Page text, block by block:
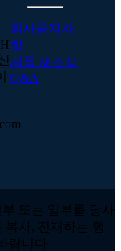
회사공지사
항
제품 새소식
Q&A
또는 일부를 당사
사, 전재하는 행
랍니다